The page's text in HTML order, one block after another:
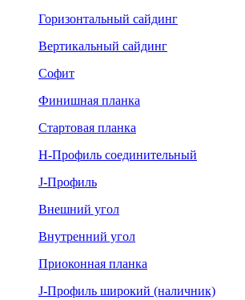
Горизонтальный сайдинг
Вертикальный сайдинг
Софит
Финишная планка
Стартовая планка
Н-Профиль соединительный
J-Профиль
Внешний угол
Внутренний угол
Приоконная планка
J-Профиль широкий (наличник)